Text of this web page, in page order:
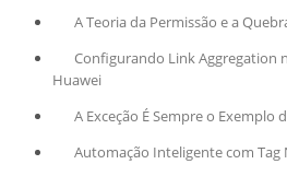
A Teoria da Permissão e a
Configurando Link Aggregation
Huawei
A Exceção É Sempre o Exemplo
Automação Inteligente com Tag